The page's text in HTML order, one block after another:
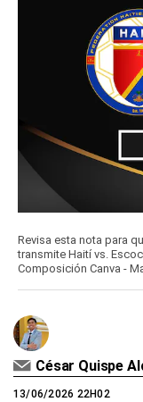
Revisa esta nota para
transmite Haití vs.
Composición Canva -
César Quispe
13/06/2026 22H02